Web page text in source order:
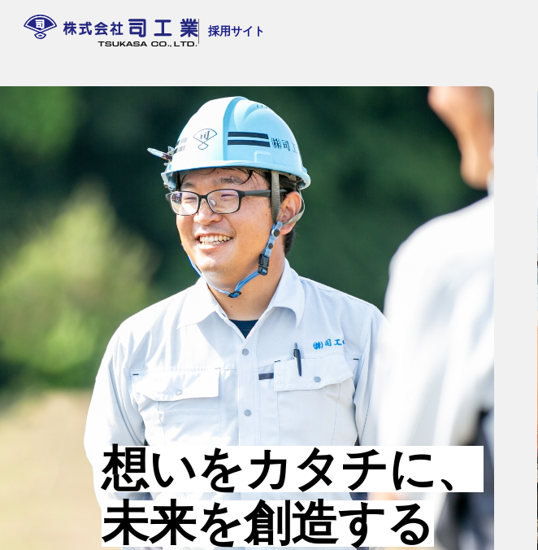
採用サイト
司工業の強み
代表メッセージ
2014年入社
青柳 勤
想いをカタチに、
未来を創造する